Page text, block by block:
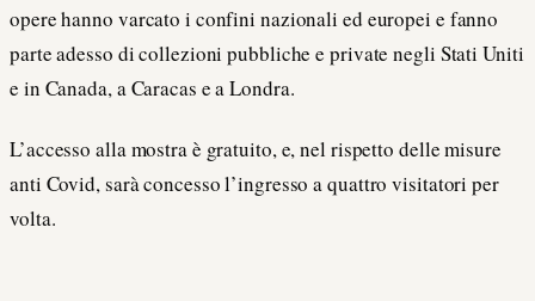
opere hanno varcato i confini nazionali ed europei e fanno
parte adesso di collezioni pubbliche e private negli Stati Uniti
e in Canada, a Caracas e a Londra.
L’accesso alla mostra è gratuito, e, nel rispetto delle misure
anti Covid, sarà concesso l’ingresso a quattro visitatori per
volta.